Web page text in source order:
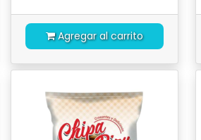
Agregar al carrito